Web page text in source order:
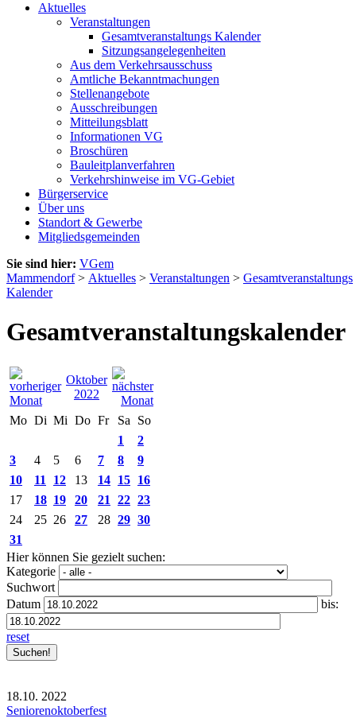
Aktuelles
Veranstaltungen
Gesamtveranstaltungs Kalender
Sitzungsangelegenheiten
Aus dem Verkehrsausschuss
Amtliche Bekanntmachungen
Stellenangebote
Ausschreibungen
Mitteilungsblatt
Informationen VG
Broschüren
Bauleitplanverfahren
Verkehrshinweise im VG-Gebiet
Bürgerservice
Über uns
Standort & Gewerbe
Mitgliedsgemeinden
Sie sind hier: VGem
Mammendorf> Aktuelles > Veranstaltungen > Gesamtveranstaltungs
Kalender
Gesamtveranstaltungskalender
Oktober
2022
Mo Di Mi Do Fr Sa
So
1
2
3
4 5 6 7 8
9
10
11 12 13 14 15 16
17
18 19 20 21 22 23
24
25 26 27 28 29 30
31
Hier können Sie gezielt suchen:
Kategorie
Suchwort
Datum
bis:
reset
18.10. 2022
Seniorenoktoberfest